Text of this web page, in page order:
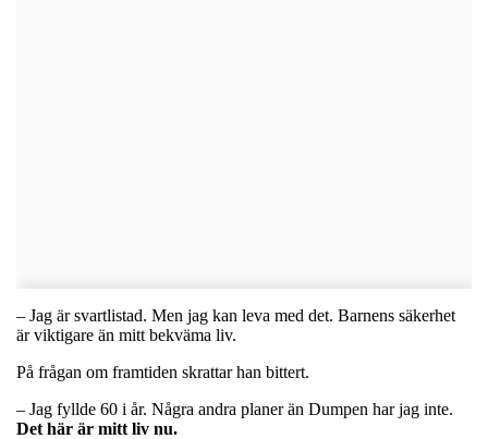
– Jag är svartlistad. Men jag kan leva med det. Barnens säkerhet
är viktigare än mitt bekväma liv.
På frågan om framtiden skrattar han bittert.
– Jag fyllde 60 i år. Några andra planer än Dumpen har jag inte.
Det här är mitt liv nu.